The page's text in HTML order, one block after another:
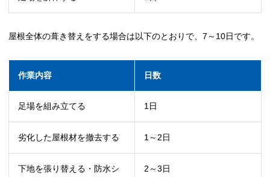
屋根全体の葺き替えをする場合は以下のとおりで、7～10日です。
作業内容 日数
足場を組み立てる 1日
劣化した屋根材を撤去する 1～2日
下地を張り替える・防水シ
2～3日